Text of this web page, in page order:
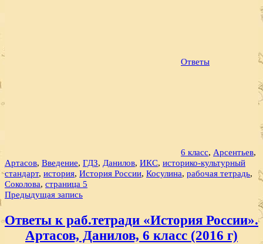
Ответы
6 класс, Арсентьев,
Артасов, Введение, ГДЗ, Данилов, ИКС, историко-культурный
стандарт, история, История России, Косулина, рабочая тетрадь,
Соколова, страница 5
Навигация
записям
Предыдущая запись
Ответы к раб.тетради «История России».
Артасов, Данилов, 6 класс (2016 г)